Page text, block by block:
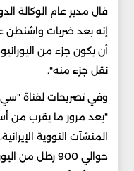
قال مدير عام الوكالة
إنه بعد ضربات واشنطن
أن يكون جزء من
نقل جزء منه".
وفي تصريحات لقناة "سي
"بعد مرور ما يقرب من
المنشآت النووية
حوالي 900 رطل